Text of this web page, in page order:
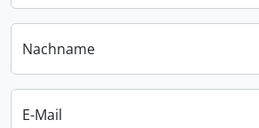
Nachname
E-Mail